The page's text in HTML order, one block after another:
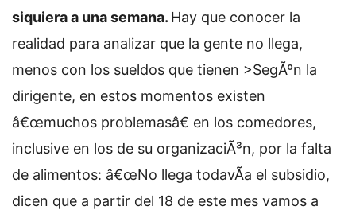
siquiera a una semana. Hay que conocer la
realidad para analizar que la gente no llega,
menos con los sueldos que tienen >SegÃºn la
dirigente, en estos momentos existen
â€œmuchos problemasâ€ en los comedores,
inclusive en los de su organizaciÃ³n, por la falta
de alimentos: â€œNo llega todavÃ­a el subsidio,
dicen que a partir del 18 de este mes vamos a